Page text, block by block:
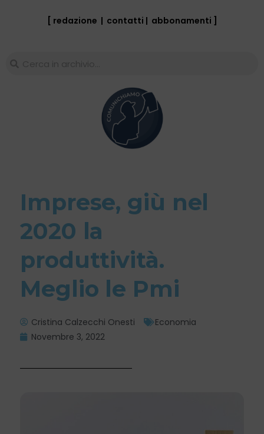
[ redazione | contatti | abbonamenti ]
Imprese, giù nel
2020 la
produttività.
Meglio le Pmi
Cristina Calzecchi Onesti
Economia
Novembre 3, 2022